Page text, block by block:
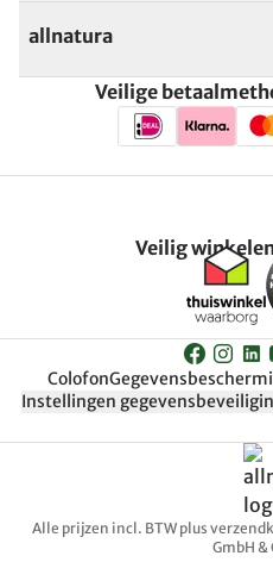
allnatura
Veilige
Veilig
Colofon
Instellingen
Alle prijzen incl. BTW plus
GmbH &